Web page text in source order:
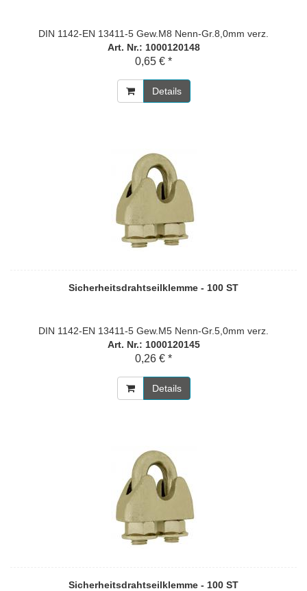
DIN 1142-EN 13411-5 Gew.M8 Nenn-Gr.8,0mm verz.
Art. Nr.: 1000120148
0,65 € *
Details
Sicherheitsdrahtseilklemme - 100 ST
DIN 1142-EN 13411-5 Gew.M5 Nenn-Gr.5,0mm verz.
Art. Nr.: 1000120145
0,26 € *
Details
Sicherheitsdrahtseilklemme - 100 ST